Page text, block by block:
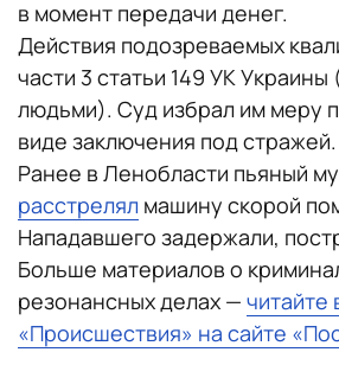
в момент передачи денег.
Действия подозреваемых
части 3 статьи 149 УК Украины
людьми). Суд избрал им меру
виде заключения под стражей.
Ранее в Ленобласти пьяный
расстрелял машину скорой
Нападавшего задержали,
Больше материалов о
резонансных делах — читайте
«Происшествия» на сайте